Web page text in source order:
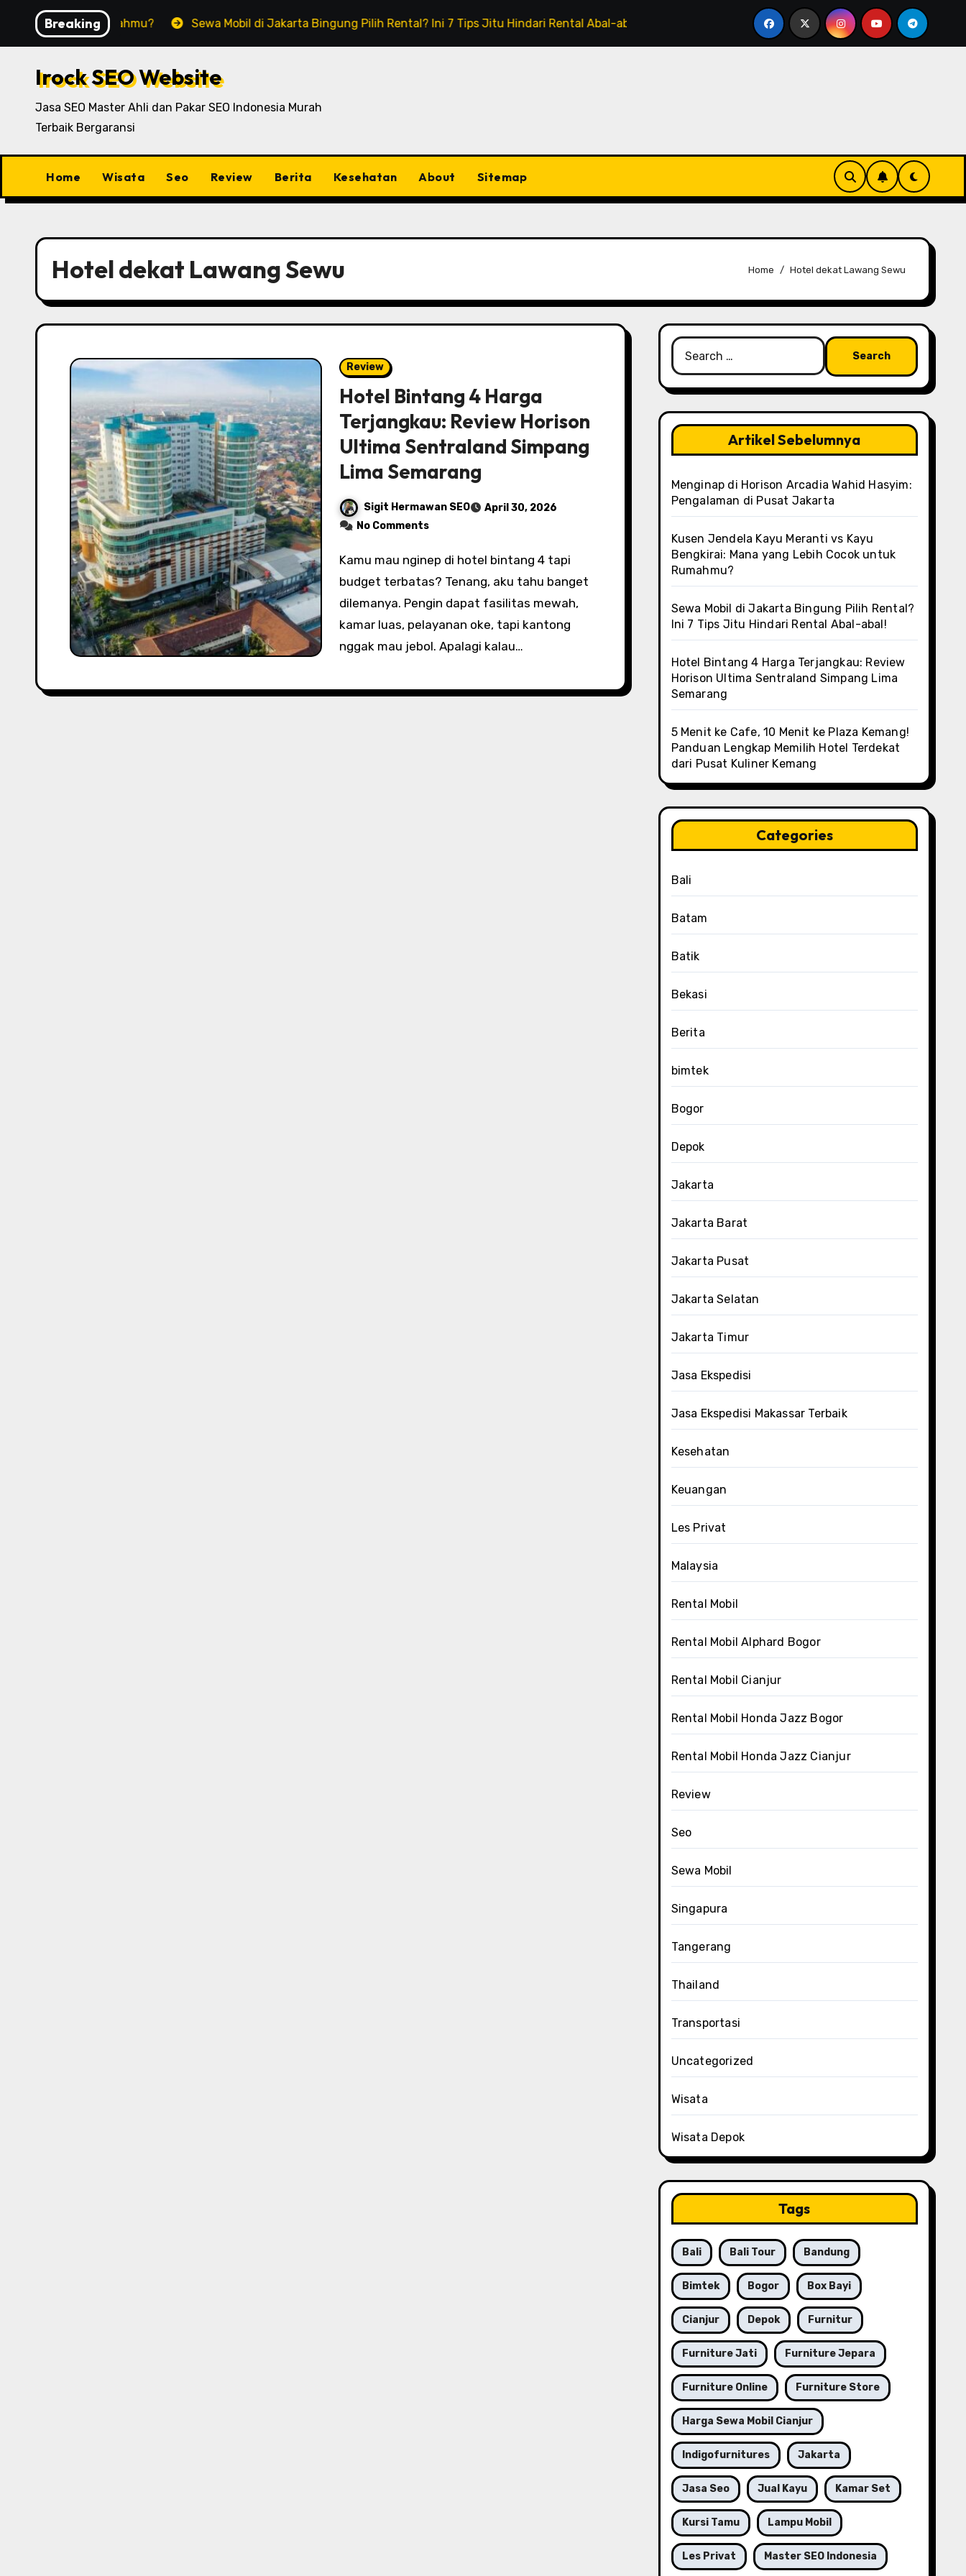
content
Breaking
untuk Rumahmu? Sewa Mobil di Jakarta Bingung Pilih Rental? Ini 7 Tips Jitu Hindari Rental Abal-abal! Hotel Bintang 4 Harga Terjangkau: Review Horison Ultima
Irock SEO Website
Jasa SEO Master Ahli dan Pakar SEO Indonesia Murah
Terbaik Bergaransi
Home Wisata Seo Review Berita Kesehatan About Sitemap
Hotel dekat Lawang Sewu Home Hotel dekat Lawang Sewu
Review
Hotel Bintang 4 Harga
Terjangkau: Review Horison
Ultima Sentraland Simpang
Lima Semarang
Sigit Hermawan SEO
April 30, 2026
No Comments
Kamu mau nginep di hotel bintang 4 tapi
budget terbatas? Tenang, aku tahu banget
dilemanya. Pengin dapat fasilitas mewah,
kamar luas, pelayanan oke, tapi kantong
nggak mau jebol. Apalagi kalau…
Search
for:
Artikel Sebelumnya
Menginap di Horison Arcadia Wahid Hasyim:
Pengalaman di Pusat Jakarta
Kusen Jendela Kayu Meranti vs Kayu
Bengkirai: Mana yang Lebih Cocok untuk
Rumahmu?
Sewa Mobil di Jakarta Bingung Pilih Rental?
Ini 7 Tips Jitu Hindari Rental Abal-abal!
Hotel Bintang 4 Harga Terjangkau: Review
Horison Ultima Sentraland Simpang Lima
Semarang
5 Menit ke Cafe, 10 Menit ke Plaza Kemang!
Panduan Lengkap Memilih Hotel Terdekat
dari Pusat Kuliner Kemang
Categories
Bali
Batam
Batik
Bekasi
Berita
bimtek
Bogor
Depok
Jakarta
Jakarta Barat
Jakarta Pusat
Jakarta Selatan
Jakarta Timur
Jasa Ekspedisi
Jasa Ekspedisi Makassar Terbaik
Kesehatan
Keuangan
Les Privat
Malaysia
Rental Mobil
Rental Mobil Alphard Bogor
Rental Mobil Cianjur
Rental Mobil Honda Jazz Bogor
Rental Mobil Honda Jazz Cianjur
Review
Seo
Sewa Mobil
Singapura
Tangerang
Thailand
Transportasi
Uncategorized
Wisata
Wisata Depok
Tags
Bali Bali Tour Bandung
Bimtek Bogor Box Bayi
Cianjur Depok Furnitur
Furniture Jati Furniture Jepara
Furniture Online Furniture Store
Harga Sewa Mobil Cianjur
Indigofurnitures Jakarta
Jasa Seo Jual Kayu Kamar Set
Kursi Tamu Lampu Mobil
Les Privat Master SEO Indonesia